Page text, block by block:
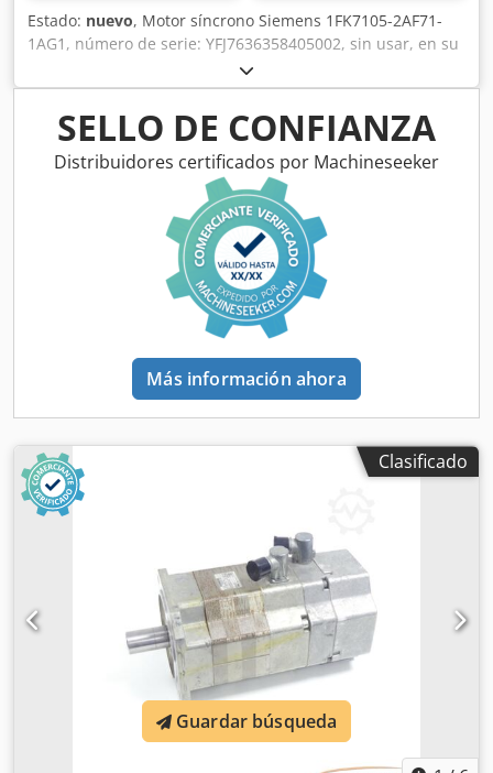
Estado: nuevo, Motor síncrono Siemens 1FK7105-2AF71-
1AG1, número de serie: YFJ7636358405002, sin usar, en su
embalaje original abierto, 100 % funcional. El alcance del
suministro se corresponde con las fotos. Credpfxoi D Rv Re
AngjfSELLO DE CONFIANZA
Distribuidores certificados por Machineseeker
Más información ahora
Clasificado
Guardar búsqueda